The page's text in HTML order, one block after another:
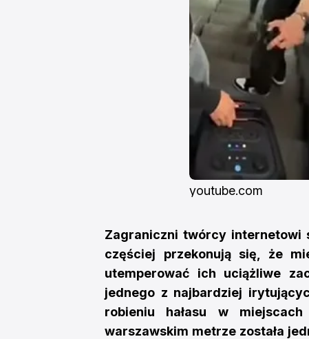
youtube.com
Zagraniczni twórcy internetowi
częściej przekonują się, że
utemperować ich uciążliwe
jednego z najbardziej
robieniu hałasu w
warszawskim metrze została